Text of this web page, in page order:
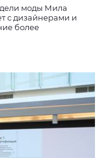
моды Мила
с дизайнерами и
более